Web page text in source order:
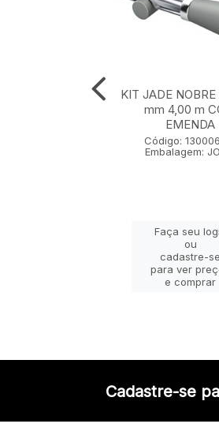
KIT JADE NOBRE
mm 4,00 m
EMENDA
Código:
Embalagem:
Faça seu
ou
cadastre-se
para ver
e comprar
Cadastre-se